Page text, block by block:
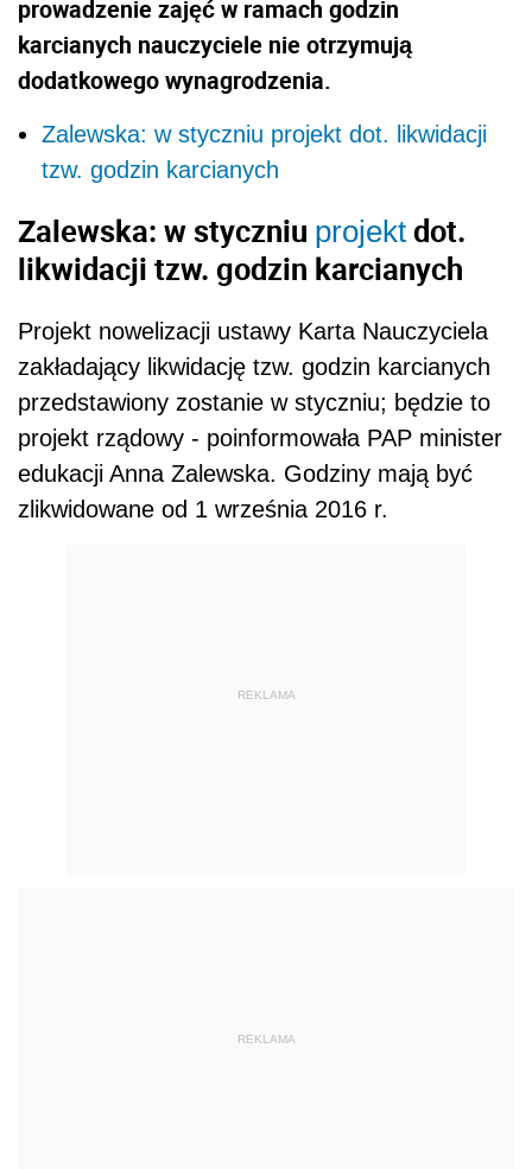
prowadzenie zajęć w ramach godzin
karcianych nauczyciele nie otrzymują
dodatkowego wynagrodzenia.
Zalewska: w styczniu projekt dot. likwidacji
tzw. godzin karcianych
Zalewska: w styczniu projekt dot.
likwidacji tzw. godzin karcianych
Projekt nowelizacji ustawy Karta Nauczyciela
zakładający likwidację tzw. godzin karcianych
przedstawiony zostanie w styczniu; będzie to
projekt rządowy - poinformowała PAP minister
edukacji Anna Zalewska. Godziny mają być
zlikwidowane od 1 września 2016 r.
REKLAMA
REKLAMA